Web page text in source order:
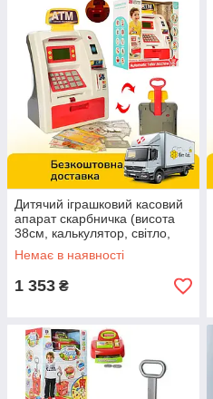
Дитячий іграшковий касовий
апарат скарбничка (висота
38см, калькулятор, світло,
звук, відбиток пальця) 35860
Немає в наявності
1 353 ₴